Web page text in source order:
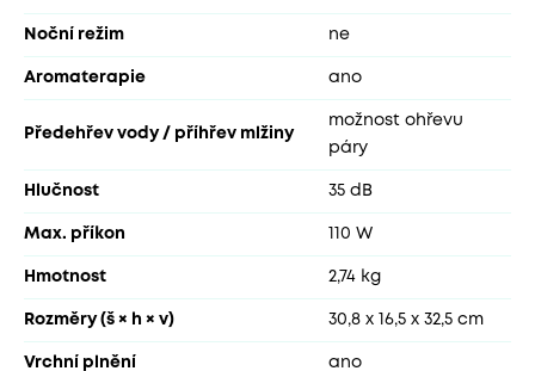
Noční režim ne
Aromaterapie ano
Předehřev vody / příhřev mlžiny
možnost ohřevu
páry
Hlučnost 35 dB
Max. příkon 110 W
Hmotnost 2,74 kg
Rozměry (š × h × v) 30,8 x 16,5 x 32,5 cm
Vrchní plnění ano